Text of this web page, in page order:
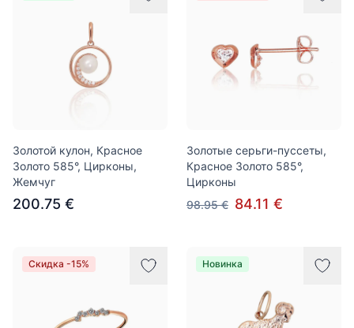
Золотой кулон, Красное
Золото 585°, Цирконы,
Жемчуг
200.75 €
Золотые серьги-пуссеты,
Красное Золото 585°,
Цирконы
98.95 € 84.11 €
Скидка -15% Новинка